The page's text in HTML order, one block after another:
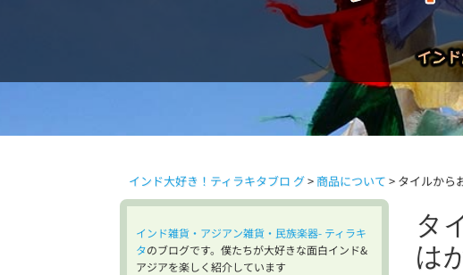
インド大好き！ティラキタブロ グ> 商品について > タイルから
タ
は
インド雑貨・アジアン雑貨・民族楽器- ティラキ
タのブログです。僕たちが大好きな面白インド&
アジアを楽しく紹介しています